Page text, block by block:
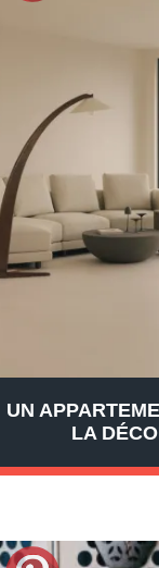
UN
LA